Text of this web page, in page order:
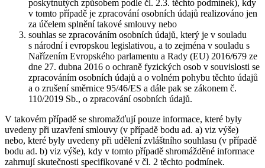
poskytnutých způsobem podle čl. 2.3. těchto podmínek), kdy
v tomto případě je zpracování osobních údajů realizováno jen
za účelem splnění takové smlouvy nebo
souhlas se zpracováním osobních údajů, který je v souladu
s národní i evropskou legislativou, a to zejména v souladu s
Nařízením Evropského parlamentu a Rady (EU) 2016/679 ze
dne 27. dubna 2016 o ochraně fyzických osob v souvislosti se
zpracováním osobních údajů a o volném pohybu těchto údajů
a o zrušení směrnice 95/46/ES a dále pak se zákonem č.
110/2019 Sb., o zpracování osobních údajů.
V takovém případě se shromažďují pouze informace, které byly
uvedeny při uzavření smlouvy (v případě bodu ad. a) viz výše)
nebo, které byly uvedeny při udělení zvláštního souhlasu (v případě
bodu ad. b) viz výše), kdy v tomto případě shromážděné informace
zahrnují skutečnosti specifikované v čl. 2 těchto podmínek.